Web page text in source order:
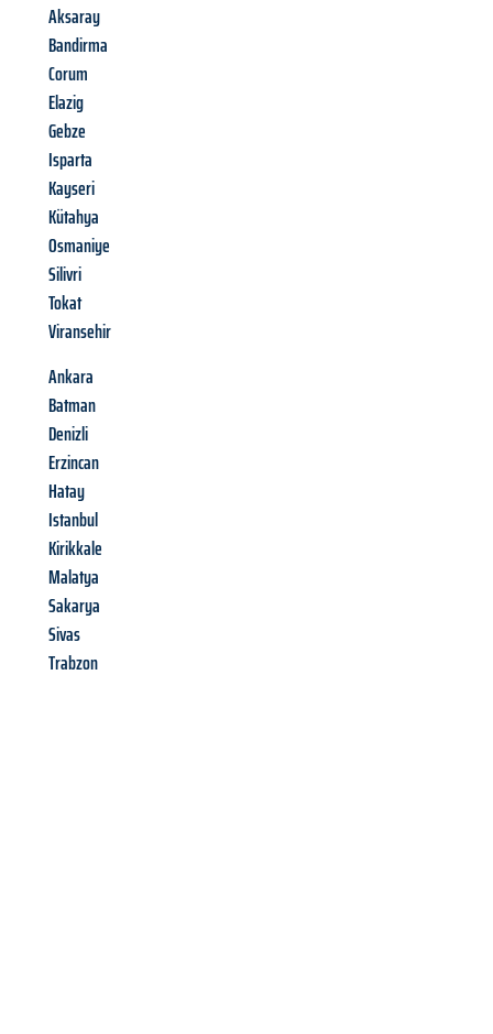
Aksaray
Bandirma
Corum
Elazig
Gebze
Isparta
Kayseri
Kütahya
Osmaniye
Silivri
Tokat
Viransehir
Ankara
Batman
Denizli
Erzincan
Hatay
Istanbul
Kirikkale
Malatya
Sakarya
Sivas
Trabzon